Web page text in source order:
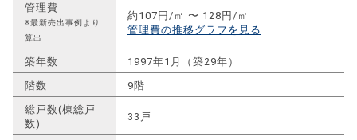
管理費
※最新売出事例より
算出
約107円/㎡ 〜 128円/㎡
管理費の推移グラフを見る
築年数
1997年1月（築29年）
階数
9階
総戸数(棟総戸
数)
33戸